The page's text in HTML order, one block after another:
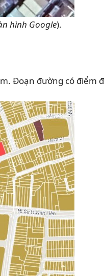
hình Google).
Đoạn đường có điểm